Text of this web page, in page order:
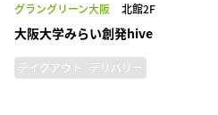
グラングリーン大阪 北館2F
大阪大学みらい創発hive
テイクアウト デリバリー